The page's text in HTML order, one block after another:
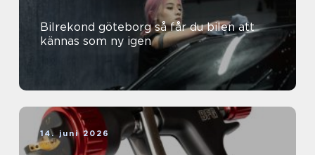
Bilrekond göteborg så får du bilen att
kännas som ny igen
14. juni 2026